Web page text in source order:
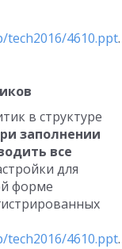
4610.ppt.
в структуре
заполнении
все
для
форме
4610.ppt.